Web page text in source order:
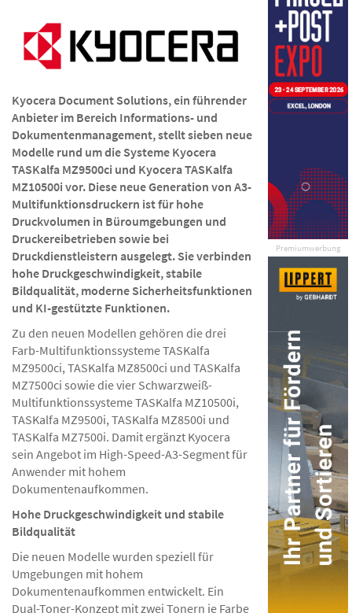
Premiumwerbung
Kyocera Document Solutions, ein führender
Anbieter im Bereich Informations- und
Dokumentenmanagement, stellt sieben neue
Modelle rund um die Systeme Kyocera
TASKalfa MZ9500ci und Kyocera TASKalfa
MZ10500i vor. Diese neue Generation von A3-
Multifunktionsdruckern ist für hohe
Druckvolumen in Büroumgebungen und
Druckereibetrieben sowie bei
Druckdienstleistern ausgelegt. Sie verbinden
hohe Druckgeschwindigkeit, stabile
Bildqualität, moderne Sicherheitsfunktionen
und KI-gestützte Funktionen.
Zu den neuen Modellen gehören die drei
Farb-Multifunktionssysteme TASKalfa
MZ9500ci, TASKalfa MZ8500ci und TASKalfa
MZ7500ci sowie die vier Schwarzweiß-
Multifunktionssysteme TASKalfa MZ10500i,
TASKalfa MZ9500i, TASKalfa MZ8500i und
TASKalfa MZ7500i. Damit ergänzt Kyocera
sein Angebot im High-Speed-A3-Segment für
Anwender mit hohem
Dokumentenaufkommen.
Hohe Druckgeschwindigkeit und stabile
Bildqualität
Die neuen Modelle wurden speziell für
Umgebungen mit hohem
Dokumentenaufkommen entwickelt. Ein
Dual-Toner-Konzept mit zwei Tonern je Farbe